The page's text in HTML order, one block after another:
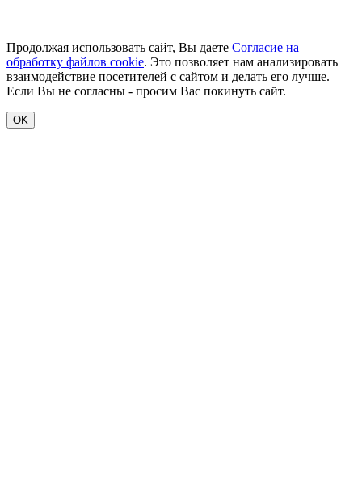
Продолжая использовать сайт, Вы даете Согласие на
обработку файлов cookie. Это позволяет нам анализировать
взаимодействие посетителей с сайтом и делать его лучше.
Если Вы не согласны - просим Вас покинуть сайт.
OK